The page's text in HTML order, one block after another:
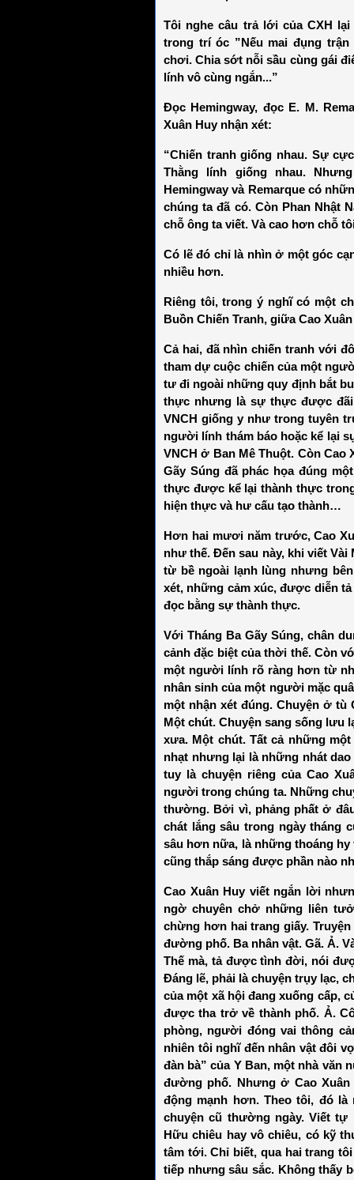
Tôi nghe câu trả lới của CXH
trong trí óc ”Nếu mai đụng trận
chơi. Chia sớt nỗi sầu cùng gái
lính vô cùng ngắn...”
Đọc Hemingway, đọc E. M.
Xuân Huy nhận xét:
“Chiến tranh giống nhau. Sự
Thằng lính giống nhau.
Hemingway và Remarque có
chúng ta đã có. Còn Phan Nhật
chỗ ông ta viết. Và cao hơn chỗ
Có lẽ đó chỉ là nhìn ở một góc
nhiều hơn.
Riêng tôi, trong ý nghĩ có một
Buồn Chiến Tranh, giữa Cao
Cả hai, đã nhìn chiến tranh với
tham dự cuộc chiến của một
tư đi ngoài những quy định bắt
thực nhưng là sự thực được
VNCH giống y như trong tuyên
người lính thám báo hoặc kể lại
VNCH ở Ban Mê Thuột. Còn Cao
Gãy Súng đã phác họa đúng
thực được kể lại thành thực
hiện thực và hư cấu tạo thành…
Hơn hai mươi năm trước, Cao
như thế. Đến sau này, khi viết
từ bề ngoài lạnh lùng nhưng
xét, những cảm xúc, được diễn
đọc bằng sự thành thực.
Với Tháng Ba Gãy Súng, chân
cảnh đặc biệt của thời thế. Còn
một người lính rõ ràng hơn từ
nhân sinh của một người mặc
một nhận xét đúng. Chuyện ở
Một chút. Chuyện sang sống lưu
xưa. Một chút. Tất cả những
nhạt nhưng lại là những nhát
tuy là chuyện riêng của Cao
người trong chúng ta. Những
thường. Bởi vì, phảng phất ở
chát lắng sâu trong ngày tháng
sâu hơn nữa, là những thoáng
cũng thắp sáng được phần nào
Cao Xuân Huy viết ngắn lời
ngờ chuyên chở những liên
chừng hơn hai trang giấy.
đường phố. Ba nhân vật. Gã. Ả.
Thế mà, tả được tình đời, nói
Đáng lẽ, phải là chuyện trụy lạc,
của một xã hội đang xuống cấp,
được tha trở về thành phố. Ả.
phòng, người đóng vai thông
nhiên tôi nghĩ đến nhân vật đôi
đàn bà” của Y Ban, một nhà
đường phố. Nhưng ở Cao
động mạnh hơn. Theo tôi, đó
chuyện cũ thường ngày. Viết tự
Hữu chiêu hay vô chiêu, có kỹ
tâm tới. Chỉ biết, qua hai trang
tiếp nhưng sâu sắc. Không thấy